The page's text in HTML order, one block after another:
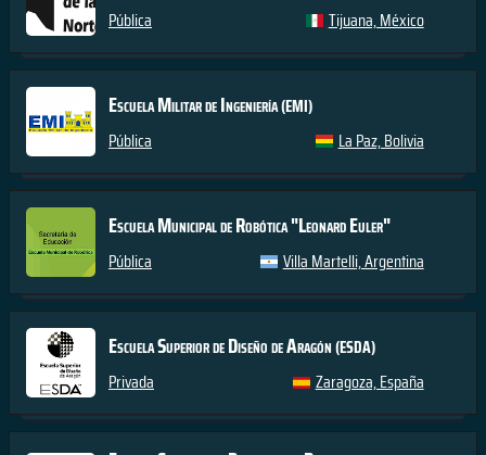
Pública Tijuana, México
Escuela Militar de Ingeniería(EMI)
Pública La Paz, Bolivia
Escuela Municipal de Robótica "Leonard Euler"
Pública Villa Martelli, Argentina
Escuela Superior de Diseño de Aragón(ESDA)
Privada Zaragoza, España